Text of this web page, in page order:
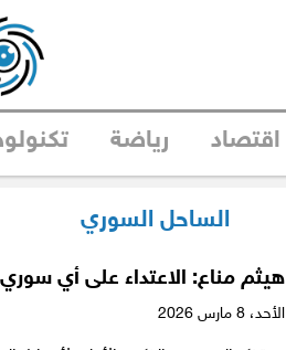
اقتصاد رياضة
الساحل السوري
هيثم مناع: الاعتداء على أي سوري
الأحد،